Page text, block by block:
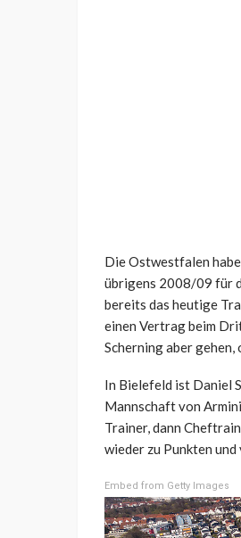
Die Ostwestfalen
übrigens 2008/09 für
bereits das heutige
einen Vertrag beim
Scherning aber
In Bielefeld ist Daniel
Mannschaft von
Trainer, dann
wieder zu Punkten
Embed from Getty Images